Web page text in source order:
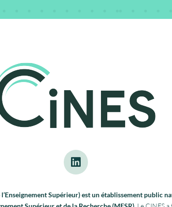
Supérieur) est un établissement public